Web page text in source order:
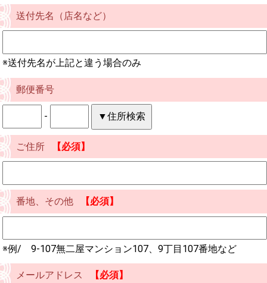
送付先名（店名など）
※送付先名が上記と違う場合のみ
郵便番号
-
ご住所 【必須】
番地、その他 【必須】
※例/ 9-107無二屋マンション107、9丁目107番地など
メールアドレス 【必須】